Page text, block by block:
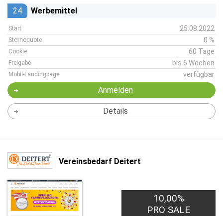
24 Werbemittel
Start 25.08.2022
Stornoquote 0 %
Cookie 60 Tage
Freigabe bis 6 Wochen
Mobil-Landingpage verfügbar
Anmelden
Details
Vereinsbedarf Deitert
10,00%
PRO SALE